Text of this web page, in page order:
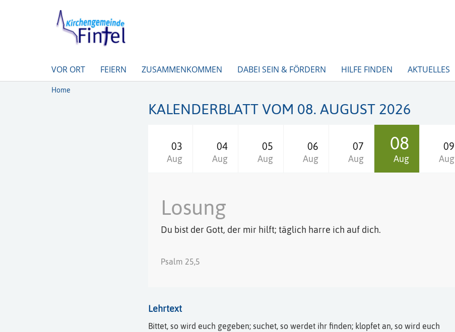
VOR ORT FEIERN ZUSAMMENKOMMEN DABEI SEIN & FÖRDERN HILFE FINDEN AKTUELLES
Home
KALENDERBLATT VOM 08. AUGUST 2026
03
Aug
04
Aug
05
Aug
06
Aug
07
Aug
08
Aug
09
Aug
Losung
Du bist der Gott, der mir hilft; täglich harre ich auf dich.
Psalm 25,5
Lehrtext
Bittet, so wird euch gegeben; suchet, so werdet ihr finden; klopfet an, so wird euch